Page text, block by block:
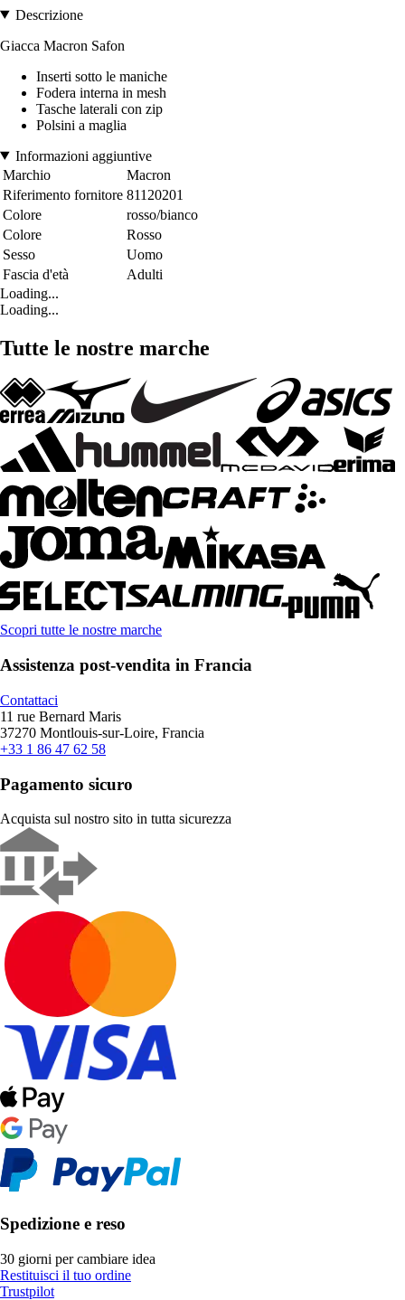
Descrizione
Giacca Macron Safon
Inserti sotto le maniche
Fodera interna in mesh
Tasche laterali con zip
Polsini a maglia
Informazioni aggiuntive
Marchio
Macron
Riferimento fornitore 81120201
Colore
rosso/bianco
Colore
Rosso
Sesso
Uomo
Fascia d'età
Adulti
Loading...
Loading...
Tutte le nostre marche
Scopri tutte le nostre marche
Assistenza post-vendita in Francia
Contattaci
11 rue Bernard Maris
37270 Montlouis-sur-Loire, Francia
+33 1 86 47 62 58
Pagamento sicuro
Acquista sul nostro sito in tutta sicurezza
Spedizione e reso
30 giorni per cambiare idea
Restituisci il tuo ordine
Trustpilot